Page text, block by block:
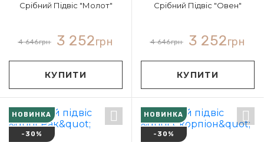
Срібний Підвіс "Молот"
4 646грн 3 252грн
КУПИТИ
Срібний Підвіс "Овен"
4 646грн 3 252грн
КУПИТИ
НОВИНКА
-30%
НОВИНКА
-30%